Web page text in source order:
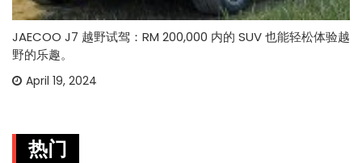
JAECOO J7 越野试驾：RM 200,000 内的 SUV 也能轻松体验越
野的乐趣。
April 19, 2024
热门